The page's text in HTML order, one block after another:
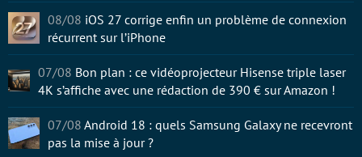
08/08 iOS 27 corrige enfin un problème de connexion
récurrent sur l’iPhone
07/08 Bon plan : ce vidéoprojecteur Hisense triple laser
4K s’affiche avec une rédaction de 390 € sur Amazon !
07/08 Android 18 : quels Samsung Galaxy ne recevront
pas la mise à jour ?